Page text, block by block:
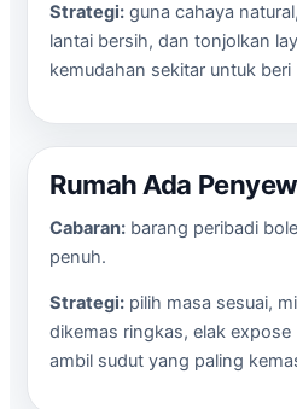
Strategi: guna cahaya
lantai bersih, dan tonjolkan
kemudahan sekitar untuk
Rumah Ada
Cabaran: barang peribadi
penuh.
Strategi: pilih masa sesuai,
dikemas ringkas, elak
ambil sudut yang paling